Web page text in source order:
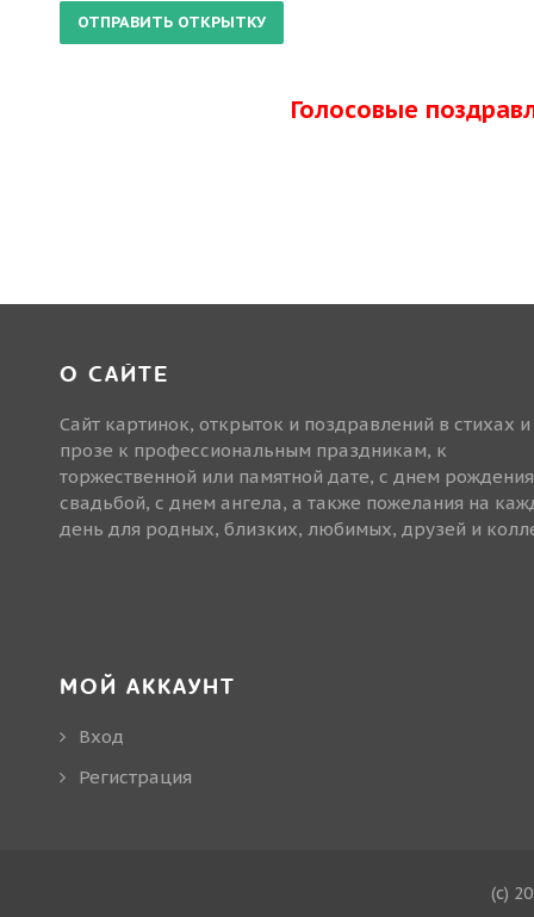
Голосовые
О САЙТЕ
Сайт картинок, открыток и поздравлений в стихах и
прозе к профессиональным праздникам, к
торжественной или памятной дате, с днем
свадьбой, с днем ангела, а также пожелания на
день для родных, близких, любимых, друзей и
МОЙ АККАУНТ
Вход
Регистрация
(c)